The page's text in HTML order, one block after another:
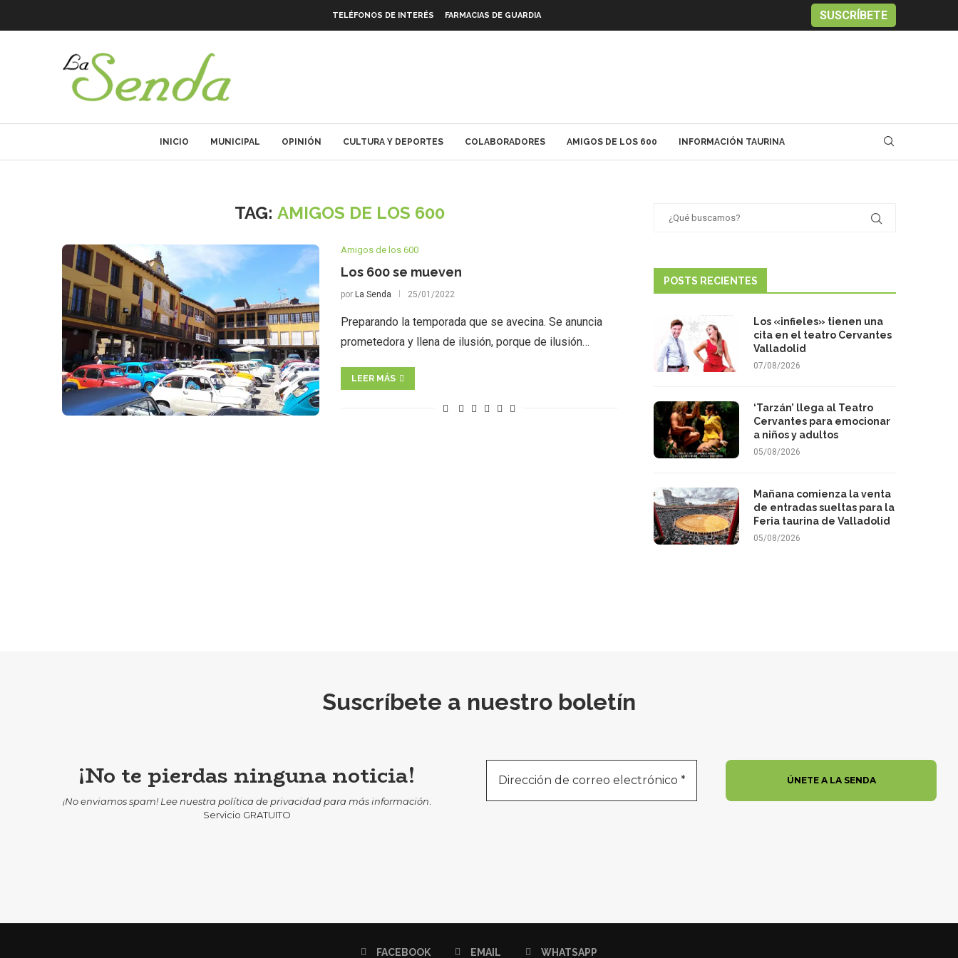
TELÉFONOS DE INTERÉS FARMACIAS DE GUARDIA SUSCRÍBETE
INICIO MUNICIPAL OPINIÓN CULTURA Y DEPORTES COLABORADORES AMIGOS DE LOS 600 INFORMACIÓN TAURINA
TAG:AMIGOS DE LOS 600
Amigos de los 600
Los 600 se mueven
por La Senda 25/01/2022
Preparando la temporada que se avecina. Se anuncia
prometedora y llena de ilusión, porque de ilusión…
LEER MÁS
POSTS RECIENTES
Los «infieles» tienen una
cita en el teatro Cervantes
Valladolid
07/08/2026
‘Tarzán’ llega al Teatro
Cervantes para emocionar
a niños y adultos
05/08/2026
Mañana comienza la venta
de entradas sueltas para la
Feria taurina de Valladolid
05/08/2026
Suscríbete a nuestro boletín
¡No te pierdas ninguna noticia!
¡No enviamos spam! Lee nuestra política de privacidadpara más información.
Servicio GRATUITO
FACEBOOK EMAIL WHATSAPP